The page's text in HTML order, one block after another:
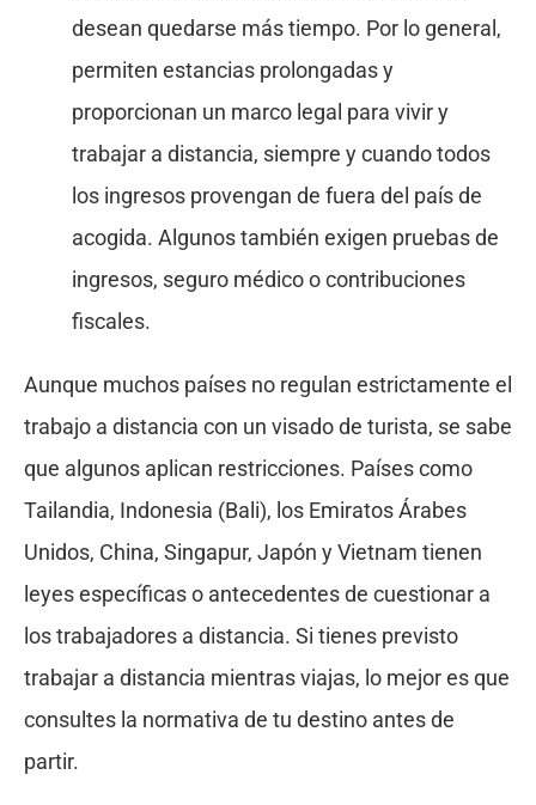
desean quedarse más tiempo. Por lo general,
permiten estancias prolongadas y
proporcionan un marco legal para vivir y
trabajar a distancia, siempre y cuando todos
los ingresos provengan de fuera del país de
acogida. Algunos también exigen pruebas de
ingresos, seguro médico o contribuciones
fiscales.
Aunque muchos países no regulan estrictamente el
trabajo a distancia con un visado de turista, se sabe
que algunos aplican restricciones. Países como
Tailandia, Indonesia (Bali), los Emiratos Árabes
Unidos, China, Singapur, Japón y Vietnam tienen
leyes específicas o antecedentes de cuestionar a
los trabajadores a distancia. Si tienes previsto
trabajar a distancia mientras viajas, lo mejor es que
consultes la normativa de tu destino antes de
partir.